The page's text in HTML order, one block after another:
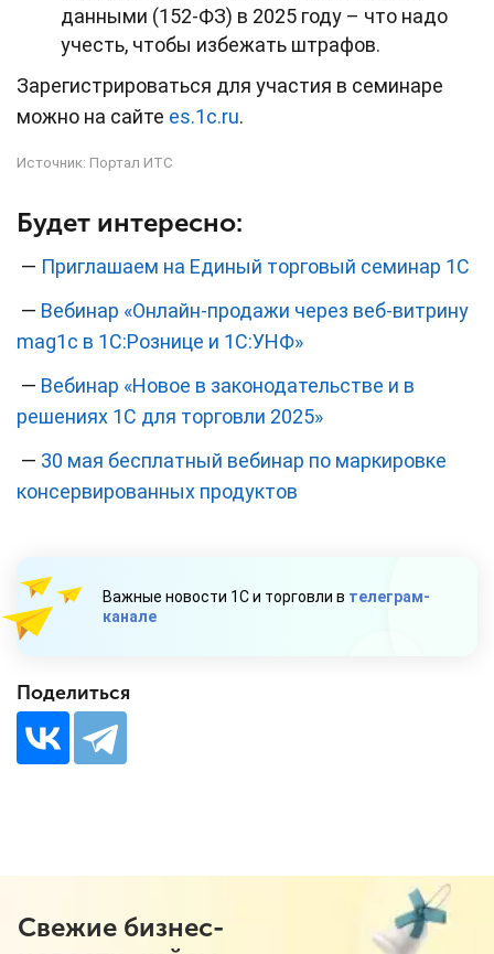
данными (152-ФЗ) в 2025 году – что надо
учесть, чтобы избежать штрафов.
Зарегистрироваться для участия в семинаре
можно на сайте es.1c.ru.
Источник: Портал ИТС
Будет интересно:
— Приглашаем на Единый торговый семинар 1С
— Вебинар «Онлайн-продажи через веб-витрину
mag1c в 1С:Рознице и 1С:УНФ»
— Вебинар «Новое в законодательстве и в
решениях 1С для торговли 2025»
— 30 мая бесплатный вебинар по маркировке
консервированных продуктов
Важные новости 1С и торговли в телеграм-
канале
Поделиться
Свежие бизнес-